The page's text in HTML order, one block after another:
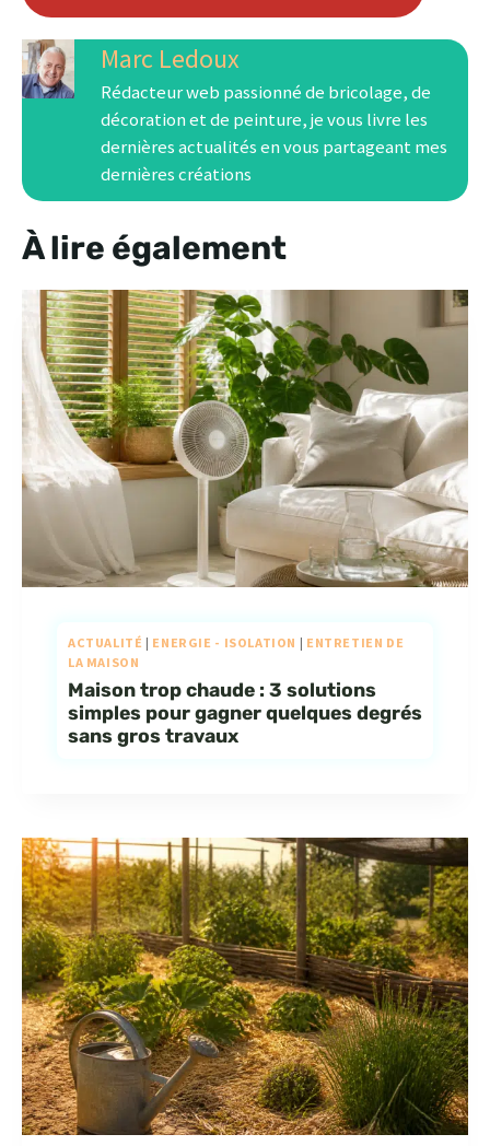
Marc Ledoux
Rédacteur web passionné de bricolage, de
décoration et de peinture, je vous livre les
dernières actualités en vous partageant mes
dernières créations
À lire également
ACTUALITÉ | ENERGIE - ISOLATION | ENTRETIEN DE
LA MAISON
Maison trop chaude : 3 solutions
simples pour gagner quelques degrés
sans gros travaux